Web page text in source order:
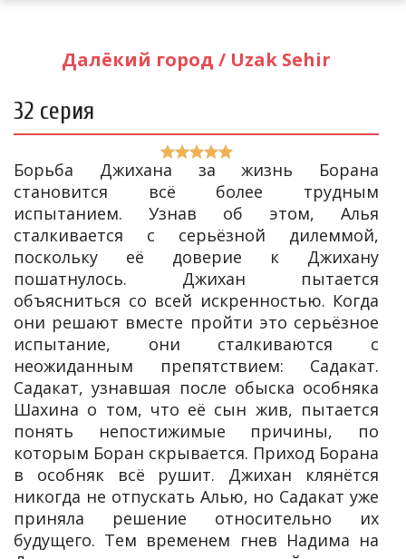
Далёкий город / Uzak Sehir
32 серия
Борьба Джихана за жизнь Борана
становится всё более трудным
испытанием. Узнав об этом, Алья
сталкивается с серьёзной дилеммой,
поскольку её доверие к Джихану
пошатнулось. Джихан пытается
объясниться со всей искренностью. Когда
они решают вместе пройти это серьёзное
испытание, они сталкиваются с
неожиданным препятствием: Садакат.
Садакат, узнавшая после обыска особняка
Шахина о том, что её сын жив, пытается
понять непостижимые причины, по
которым Боран скрывается. Приход Борана
в особняк всё рушит. Джихан клянётся
никогда не отпускать Алью, но Садакат уже
приняла решение относительно их
будущего. Тем временем гнев Надима на